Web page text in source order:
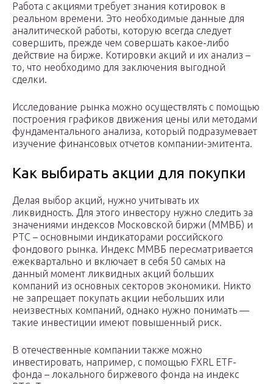
Работа с акциями требует знания котировок в
реальном времени. Это необходимые данные для
аналитической работы, которую всегда следует
совершить, прежде чем совершать какое-либо
действие на бирже. Котировки акций и их анализ –
то, что необходимо для заключения выгодной
сделки.
Исследование рынка можно осуществлять с помощью
построения графиков движения цены или методами
фундаментального анализа, который подразумевает
изучение финансовых отчетов компании-эмитента.
Как выбирать акции для покупки
Делая выбор акций, нужно учитывать их
ликвидность. Для этого инвестору нужно следить за
значениями индексов Московской биржи (ММВБ) и
РТС – основными индикаторами российского
фондового рынка. Индекс ММВБ пересматривается
ежеквартально и включает в себя 50 самых на
данный момент ликвидных акций больших
компаний из основных секторов экономики. Никто
не запрещает покупать акции небольших или
неизвестных компаний, однако нужно понимать —
такие инвестиции имеют повышенный риск.
В отечественные компании также можно
инвестировать, например, с помощью FXRL ETF-
фонда – локального биржевого фонда на индекс